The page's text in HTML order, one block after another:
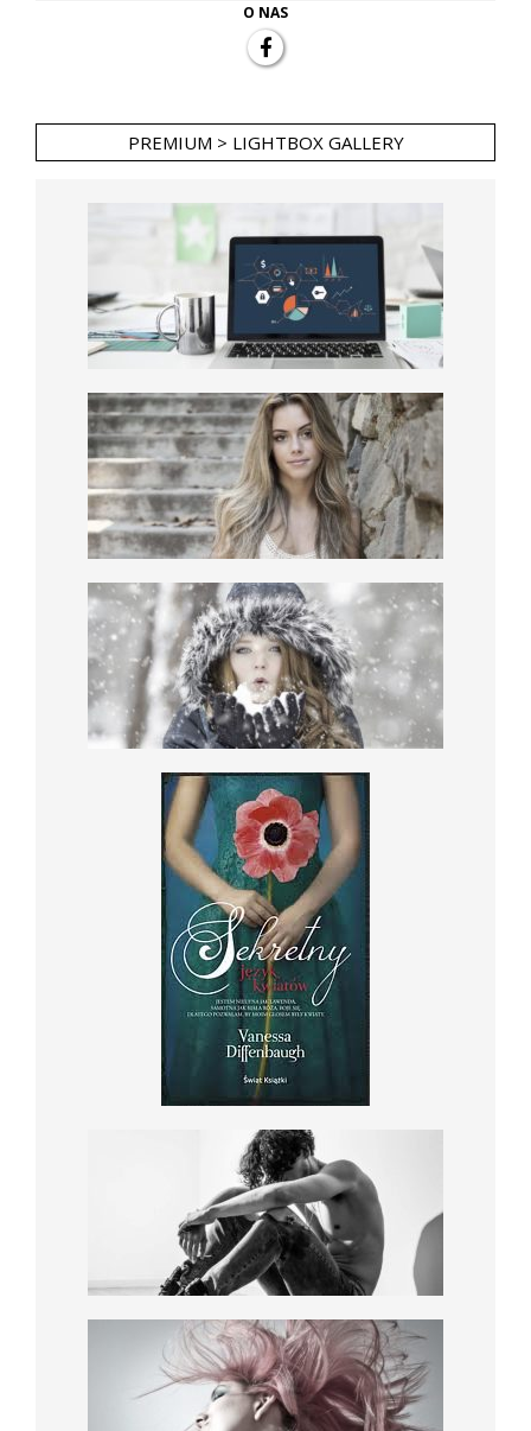
O NAS
PREMIUM > LIGHTBOX GALLERY